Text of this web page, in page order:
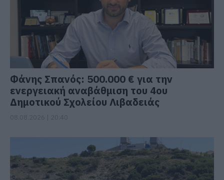
Φάνης Σπανός: 500.000 € για την
ενεργειακή αναβάθμιση του 4ου
Δημοτικού Σχολείου Λιβαδειάς